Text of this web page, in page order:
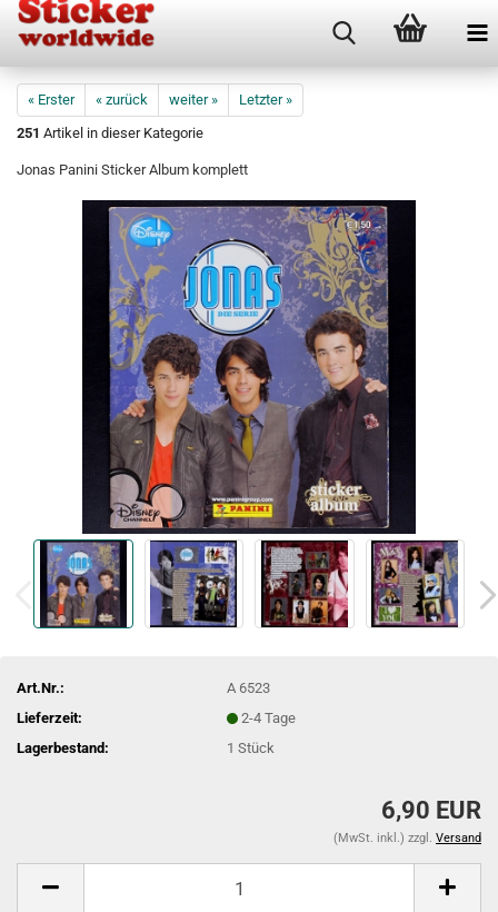
« Erster « zurück weiter »
Letzter »
251 Artikel in dieser Kategorie
Jonas Panini Sticker Album komplett
Art.Nr.:
A 6523
Lieferzeit:
2-4 Tage
Lagerbestand:
1Stück
6,90 EUR
(MwSt. inkl.) zzgl. Versand